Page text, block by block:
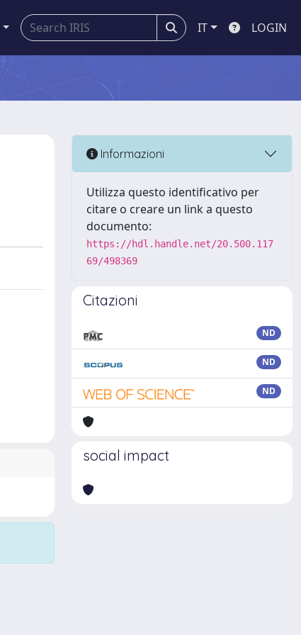
IT LOGIN
Informazioni
Utilizza questo identificativo per
citare o creare un link a questo
documento:
https://hdl.handle.net/20.500.117
69/498369
Citazioni
ND
ND
ND
social impact